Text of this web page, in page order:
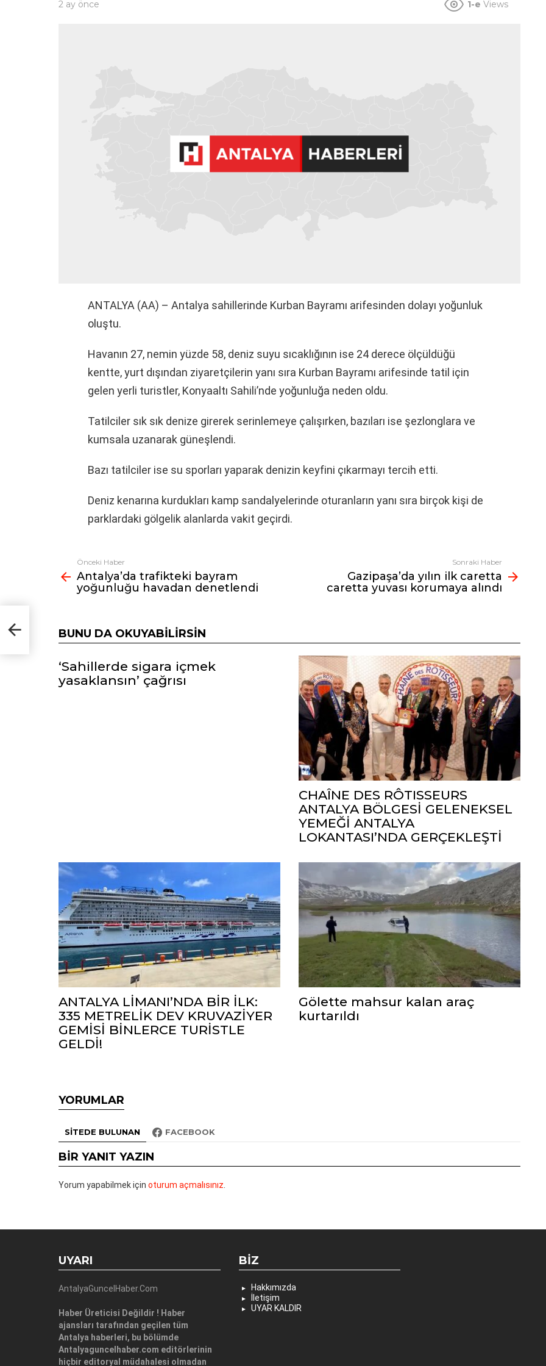
2 ay önce 1-e Views
ANTALYA (AA) – Antalya sahillerinde Kurban Bayramı arifesinden dolayı yoğunluk
oluştu.
Havanın 27, nemin yüzde 58, deniz suyu sıcaklığının ise 24 derece ölçüldüğü
kentte, yurt dışından ziyaretçilerin yanı sıra Kurban Bayramı arifesinde tatil için
gelen yerli turistler, Konyaaltı Sahili’nde yoğunluğa neden oldu.
Tatilciler sık sık denize girerek serinlemeye çalışırken, bazıları ise şezlonglara ve
kumsala uzanarak güneşlendi.
Bazı tatilciler ise su sporları yaparak denizin keyfini çıkarmayı tercih etti.
Deniz kenarına kurdukları kamp sandalyelerinde oturanların yanı sıra birçok kişi de
parklardaki gölgelik alanlarda vakit geçirdi.
Fazlasına
bak
Önceki Haber
Antalya’da trafikteki bayram
yoğunluğu havadan denetlendi
Sonraki Haber
Gazipaşa’da yılın ilk caretta
caretta yuvası korumaya alındı
BUNU DA OKUYABILIRSIN
‘Sahillerde sigara içmek
yasaklansın’ çağrısı
CHAÎNE DES RÔTISSEURS
ANTALYA BÖLGESİ GELENEKSEL
YEMEĞİ ANTALYA
LOKANTASI’NDA GERÇEKLEŞTİ
ANTALYA LİMANI’NDA BİR İLK:
335 METRELİK DEV KRUVAZİYER
GEMİSİ BİNLERCE TURİSTLE
GELDİ!
Gölette mahsur kalan araç
kurtarıldı
YORUMLAR
SITEDE BULUNAN FACEBOOK
BIR YANIT YAZIN
Yorum yapabilmek için oturum açmalısınız
UYARI
AntalyaGuncelHaber.Com
Haber Üreticisi Değildir ! Haber
ajansları tarafından geçilen tüm
Antalya haberleri, bu bölümde
Antalyaguncelhaber.com editörlerinin
hiçbir editoryal müdahalesi olmadan
BIZ
Hakkımızda
İletişim
UYAR KALDIR